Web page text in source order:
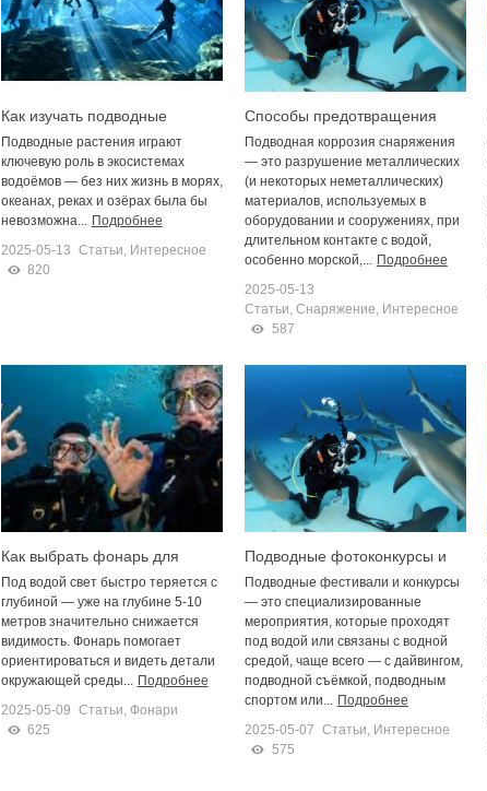
Как изучать подводные
растения безопасно
Подводные растения играют
ключевую роль в экосистемах
водоёмов — без них жизнь в морях,
океанах, реках и озёрах была бы
невозможна... Подробнее
2025-05-13 Статьи, Интересное
820
Способы предотвращения
подводной коррозии
снаряжения
Подводная коррозия снаряжения
— это разрушение металлических
(и некоторых неметаллических)
материалов, используемых в
оборудовании и сооружениях, при
длительном контакте с водой,
особенно морской,... Подробнее
2025-05-13
Статьи, Снаряжение, Интересное
587
Как выбрать фонарь для
подводной навигации
Под водой свет быстро теряется с
глубиной — уже на глубине 5-10
метров значительно снижается
видимость. Фонарь помогает
ориентироваться и видеть детали
окружающей среды... Подробнее
2025-05-09 Статьи, Фонари
625
Подводные фотоконкурсы и
фестивали: как принять
участие
Подводные фестивали и конкурсы
— это специализированные
мероприятия, которые проходят
под водой или связаны с водной
средой, чаще всего — с дайвингом,
подводной съёмкой, подводным
спортом или... Подробнее
2025-05-07 Статьи, Интересное
575